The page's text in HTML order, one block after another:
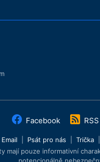
Facebook
Email Psát pro nás Trička
mají pouze informativní